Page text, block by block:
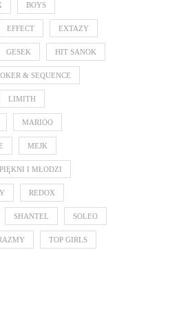
BOYS
EFFECT EXTAZY
GESEK HIT SANOK
& SEQUENCE
LIMITH
MARIOO
MEJK
PIĘKNI I MŁODZI
REDOX
SHANTEL SOLEO
TOP GIRLS